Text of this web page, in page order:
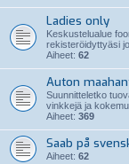
Ladies only
Keskustelualue
rekisteröidyttyäsi
Aiheet: 62
Auton
Suunnitteletko
vinkkejä ja
Aiheet: 369
Saab på
Aiheet: 62